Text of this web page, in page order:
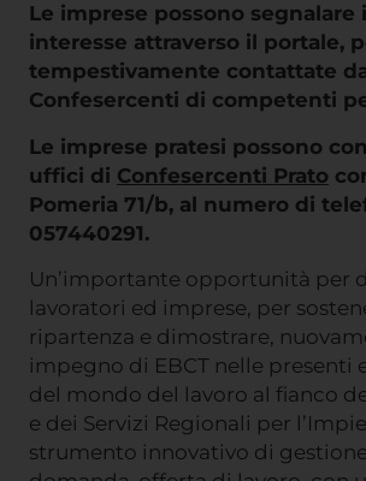
Le imprese possono segnalare
interesse attraverso il portale,
tempestivamente contattate
Confesercenti di competenti
Le imprese pratesi possono
uffici di Confesercenti Prato
Pomeria 71/b, al numero di
057440291.
Un’importante opportunità per
lavoratori ed imprese, per
ripartenza e dimostrare,
impegno di EBCT nelle presenti
del mondo del lavoro al fianco
e dei Servizi Regionali per
strumento innovativo di